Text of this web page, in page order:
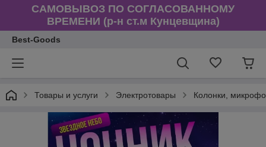
САМОВЫВОЗ ПО СОГЛАСОВАННОМУ
ВРЕМЕНИ (р-н ст.м Кунцевщина)
Best-Goods
Товары и услуги Электротовары Колонки,